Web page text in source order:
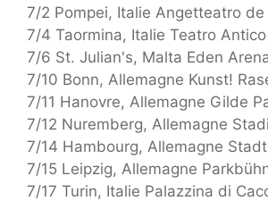
7/2 Pompei, Italie Angetteatro de
7/4 Taormina, Italie Teatro Antico
7/6 St. Julian's, Malta Eden
7/10 Bonn, Allemagne Kunst!
7/11 Hanovre, Allemagne Gilde
7/12 Nuremberg, Allemagne
7/14 Hambourg, Allemagne
7/15 Leipzig, Allemagne
7/17 Turin, Italie Palazzina di